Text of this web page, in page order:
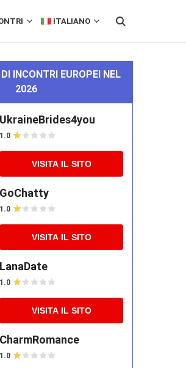
ITALIANO
INCONTRI EUROPEI NEL
2026
UkraineBrides4you
1.0
VISITA IL SITO
GoChatty
1.0
VISITA IL SITO
LanaDate
1.0
VISITA IL SITO
CharmRomance
1.0